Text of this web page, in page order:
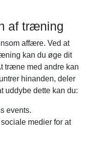
af træning
affære. Ved at
kan du øge dit
træne med andre kan
hinanden, deler
uddybe dette kan du:
events.
medier for at